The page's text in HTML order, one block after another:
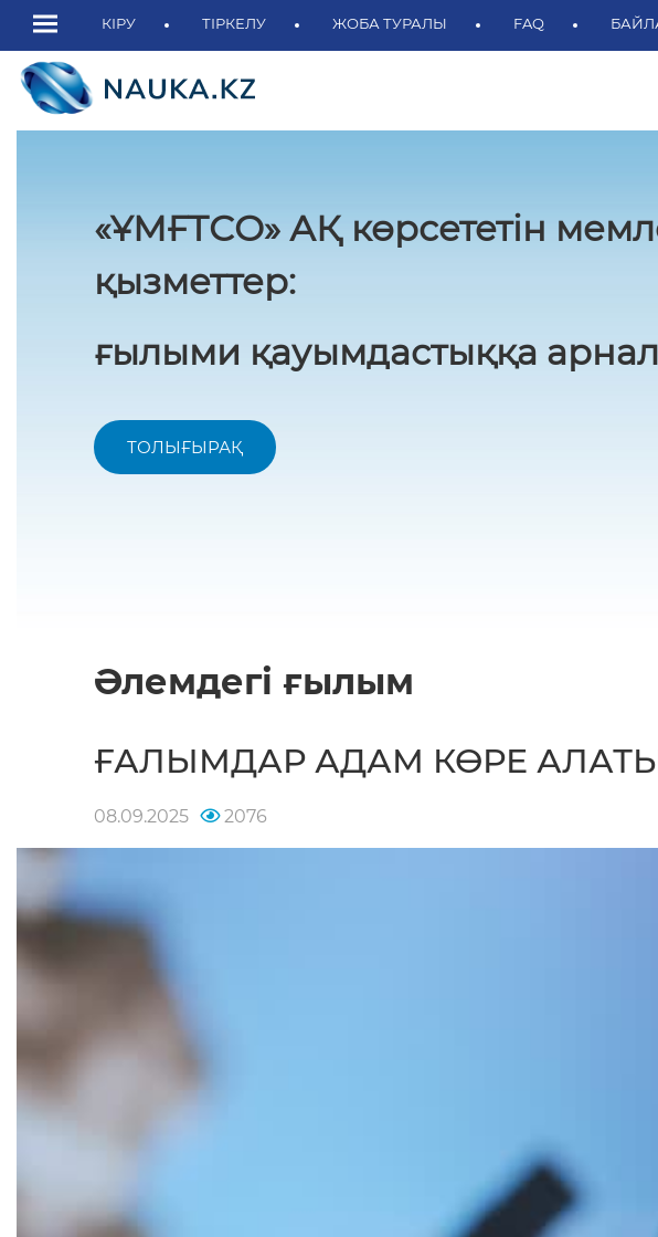
КІРУ ТІРКЕЛУ ЖОБА ТУРАЛЫ FAQ
«ҰМҒТСО» АҚ көрсететін
қызметтер:
ғылыми қауымдастыққа
ТОЛЫҒЫРАҚ
Әлемдегі ғылым
ҒАЛЫМДАР АДАМ КӨРЕ
08.09.2025 2076